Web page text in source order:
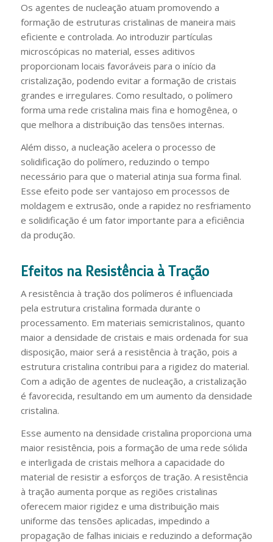
Os agentes de nucleação atuam promovendo a
formação de estruturas cristalinas de maneira mais
eficiente e controlada. Ao introduzir partículas
microscópicas no material, esses aditivos
proporcionam locais favoráveis para o início da
cristalização, podendo evitar a formação de cristais
grandes e irregulares. Como resultado, o polímero
forma uma rede cristalina mais fina e homogênea, o
que melhora a distribuição das tensões internas.
Além disso, a nucleação acelera o processo de
solidificação do polímero, reduzindo o tempo
necessário para que o material atinja sua forma final.
Esse efeito pode ser vantajoso em processos de
moldagem e extrusão, onde a rapidez no resfriamento
e solidificação é um fator importante para a eficiência
da produção.
Efeitos na Resistência à Tração
A resistência à tração dos polímeros é influenciada
pela estrutura cristalina formada durante o
processamento. Em materiais semicristalinos, quanto
maior a densidade de cristais e mais ordenada for sua
disposição, maior será a resistência à tração, pois a
estrutura cristalina contribui para a rigidez do material.
Com a adição de agentes de nucleação, a cristalização
é favorecida, resultando em um aumento da densidade
cristalina.
Esse aumento na densidade cristalina proporciona uma
maior resistência, pois a formação de uma rede sólida
e interligada de cristais melhora a capacidade do
material de resistir a esforços de tração. A resistência
à tração aumenta porque as regiões cristalinas
oferecem maior rigidez e uma distribuição mais
uniforme das tensões aplicadas, impedindo a
propagação de falhas iniciais e reduzindo a deformação